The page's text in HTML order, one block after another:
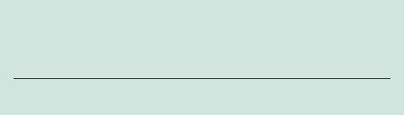
nicht